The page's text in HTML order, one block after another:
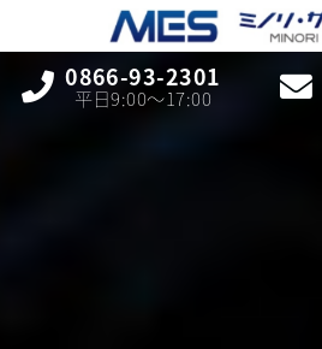
0866-93-2301
平日9:00〜17:00